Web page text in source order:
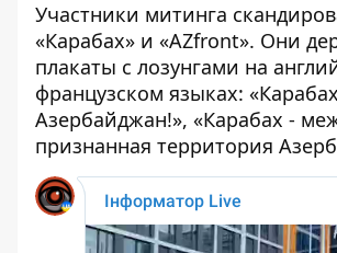
Участники митинга
«Карабах» и «AZfront». Они
плакаты с лозунгами на
французском языках:
Азербайджан!», «Карабах -
признанная территория